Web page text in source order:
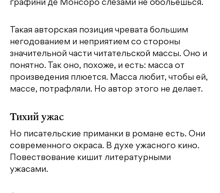
графини де Монсоро слезами не обольешься.
Такая авторская позиция чревата большим
негодованием и неприятием со стороны
значительной части читательской массы. Оно и
понятно. Так оно, похоже, и есть: масса от
произведения плюется. Масса любит, чтобы ей,
массе, потрафляли. Но автор этого не делает.
Тихий ужас
Но писательские приманки в романе есть. Они
современного окраса. В духе ужасного кино.
Повествование кишит литературными
ужасами.